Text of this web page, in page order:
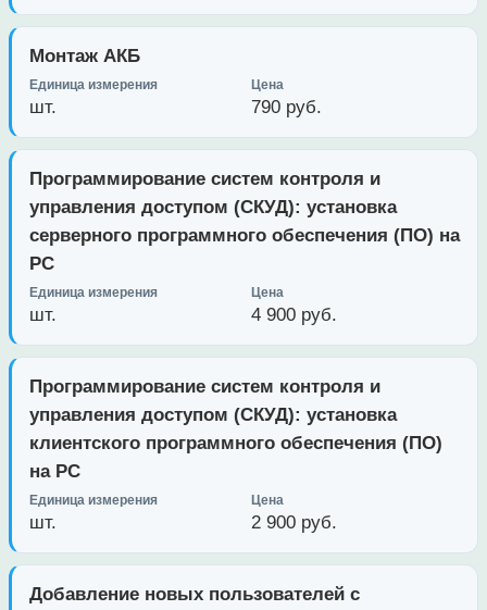
Монтаж АКБ
шт. 790 руб.
Программирование систем контроля и
управления доступом (СКУД): установка
серверного программного обеспечения (ПО) на
PC
шт. 4 900 руб.
Программирование систем контроля и
управления доступом (СКУД): установка
клиентского программного обеспечения (ПО)
на PC
шт. 2 900 руб.
Добавление новых пользователей с